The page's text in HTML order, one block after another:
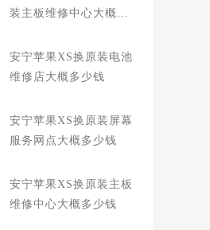
装主板维修中心大概多
安宁苹果XS换原装电池
维修店大概多少钱
安宁苹果XS换原装屏幕
服务网点大概多少钱
安宁苹果XS换原装主板
维修中心大概多少钱